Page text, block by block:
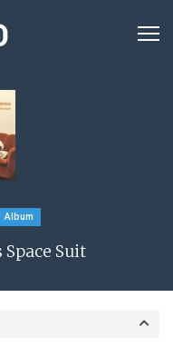
Album
Suit